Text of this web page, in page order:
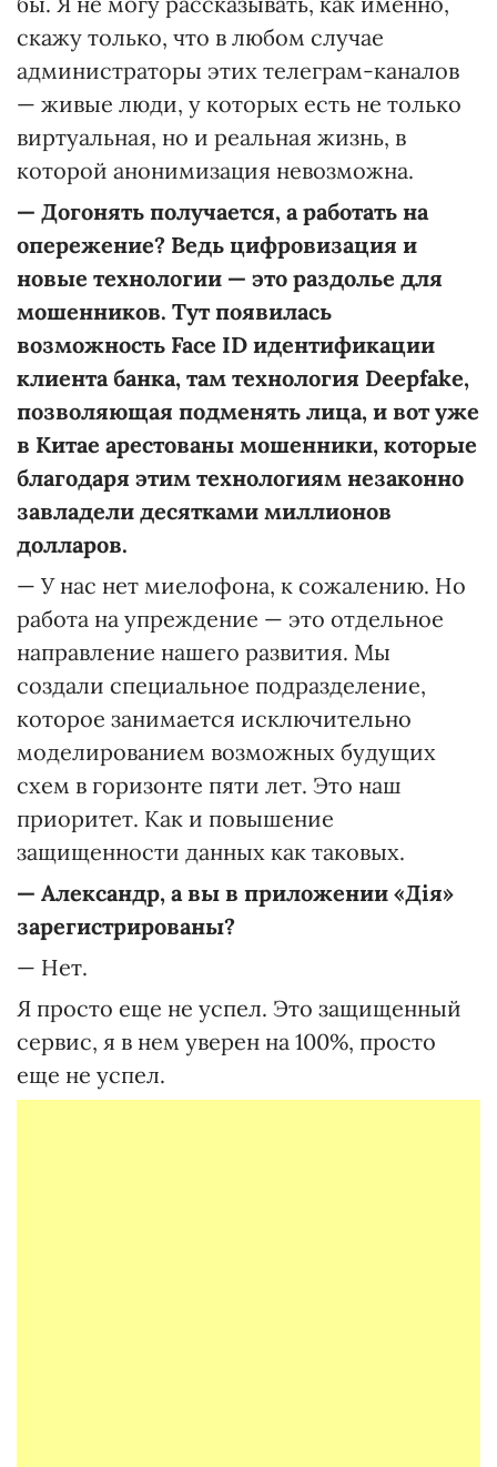
скажу только, что в любом случае
администраторы этих телеграм-каналов
— живые люди, у которых есть не только
виртуальная, но и реальная жизнь, в
которой анонимизация невозможна.
— Догонять получается, а работать на
опережение? Ведь цифровизация и
новые технологии — это раздолье для
мошенников. Тут появилась
возможность Face ID идентификации
клиента банка, там технология Deepfake,
позволяющая подменять лица, и вот уже
в Китае арестованы мошенники, которые
благодаря этим технологиям незаконно
завладели десятками миллионов
долларов.
— У нас нет миелофона, к сожалению. Но
работа на упреждение — это отдельное
направление нашего развития. Мы
создали специальное подразделение,
которое занимается исключительно
моделированием возможных будущих
схем в горизонте пяти лет. Это наш
приоритет. Как и повышение
защищенности данных как таковых.
— Александр, а вы в приложении «Дія»
зарегистрированы?
— Нет.
Я просто еще не успел. Это защищенный
сервис, я в нем уверен на 100%, просто
еще не успел.